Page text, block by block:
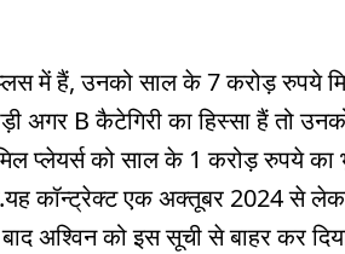
में हैं, उनको साल के 7 करोड़ रुपये
अगर B कैटेगिरी का हिस्सा हैं तो
प्लेयर्स को साल के 1 करोड़ रुपये का
कॉन्ट्रेक्ट एक अक्तूबर 2024 से
अश्विन को इस सूची से बाहर कर